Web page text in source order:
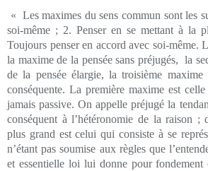
« Les maximes du sens commun sont les
soi-même ; 2. Penser en se mettant à la
Toujours penser en accord avec soi-même.
la maxime de la pensée sans préjugés, la
de la pensée élargie, la troisième
conséquente. La première maxime est
jamais passive. On appelle préjugé la
conséquent à l’hétéronomie de la raison ;
plus grand est celui qui consiste à se
n’étant pas soumise aux règles que
et essentielle loi lui donne pour fondement